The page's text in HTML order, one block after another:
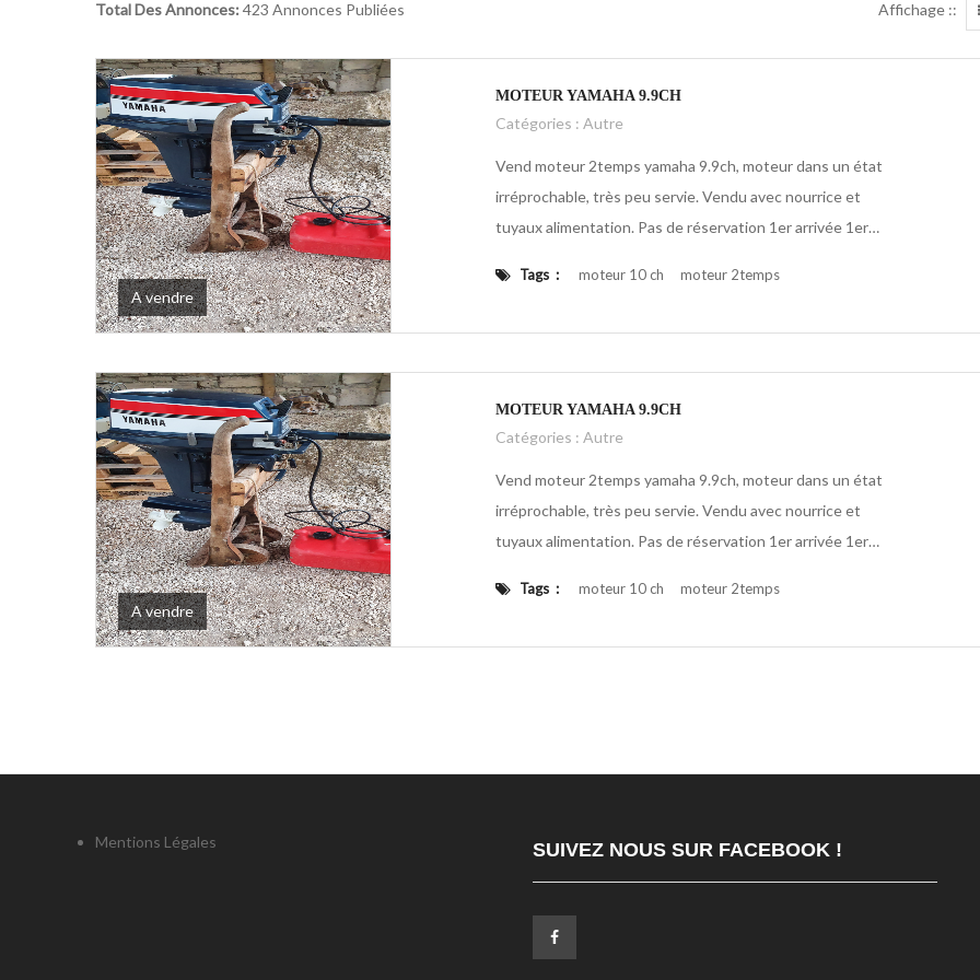
Total Des Annonces: 423 Annonces Publiées Affichage ::
A vendre
MOTEUR YAMAHA 9.9CH
Catégories : Autre
Vend moteur 2temps yamaha 9.9ch, moteur dans un état
irréprochable, très peu servie. Vendu avec nourrice et
tuyaux alimentation. Pas de réservation 1er arrivée 1er
Tags : moteur 10 ch
moteur 2temps
A vendre
MOTEUR YAMAHA 9.9CH
Catégories : Autre
Vend moteur 2temps yamaha 9.9ch, moteur dans un état
irréprochable, très peu servie. Vendu avec nourrice et
tuyaux alimentation. Pas de réservation 1er arrivée 1er
Tags : moteur 10 ch
moteur 2temps
Mentions Légales SUIVEZ NOUS SUR FACEBOOK !